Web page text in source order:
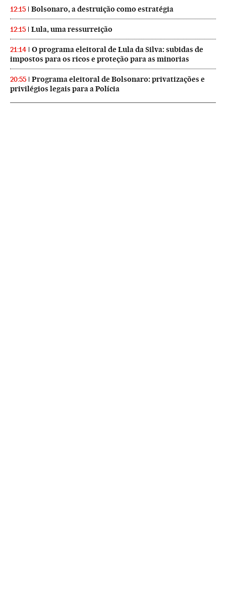
12:15 Bolsonaro, a destruição como estratégia
12:15 Lula, uma ressurreição
21:14
O programa eleitoral de Lula da Silva: subidas de
impostos para os ricos e proteção para as minorias
20:55
Programa eleitoral de Bolsonaro: privatizações e
privilégios legais para a Polícia